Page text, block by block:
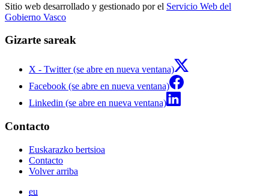
Sitio web desarrollado y gestionado por el Servicio Web del
Gobierno Vasco
Gizarte sareak
X - Twitter (se abre en nueva ventana)
Facebook (se abre en nueva ventana)
Linkedin (se abre en nueva ventana)
Contacto
Euskarazko bertsioa
Contacto
Volver arriba
eu